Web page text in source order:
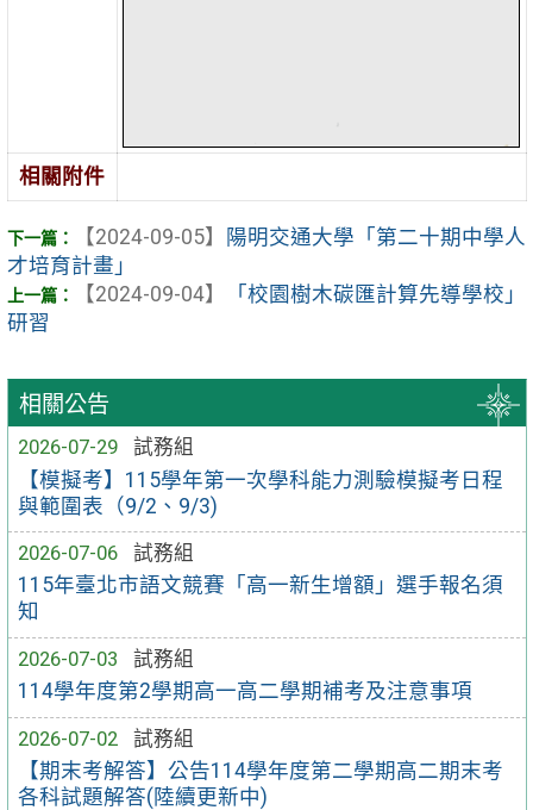
相關公告
2026-07-29
試務組
【模擬考】115學年第一次學科能力測驗模擬考日程
與範圍表（9/2、9/3)
2026-07-06
試務組
115年臺北市語文競賽「高一新生增額」選手報名須
知
2026-07-03
試務組
114學年度第2學期高一高二學期補考及注意事項
2026-07-02
試務組
【期末考解答】公告114學年度第二學期高二期末考
各科試題解答(陸續更新中)
相關附件
【2024-09-05】
陽明交通大學「第二十期中學人
才培育計畫」
【2024-09-04】
「校園樹木碳匯計算先導學校」
研習